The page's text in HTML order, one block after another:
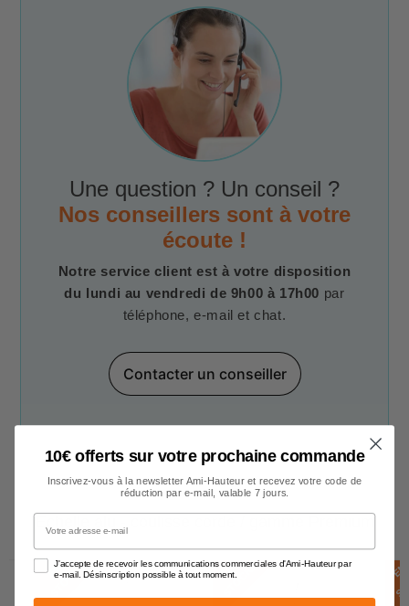
Une question ? Un conseil ?
Nos conseillers sont à votre
écoute !
Notre service client est à votre disposition
du lundi au vendredi de 9h00 à 17h00 par
téléphone, e-mail et chat.
Contacter un conseiller
E
N
S
T
O
C
K E
N
S
T
O
C
K E
N
S
T
O
C
10€ offerts sur votre prochaine commande
Inscrivez-vous à la newsletter Ami-Hauteur et recevez votre code de
réduction par e-mail, valable 7 jours.
Votre adresse e-mail
J'accepte de recevoir les communications commerciales d'Ami-Hauteur par
e-mail. Désinscription possible à tout moment.